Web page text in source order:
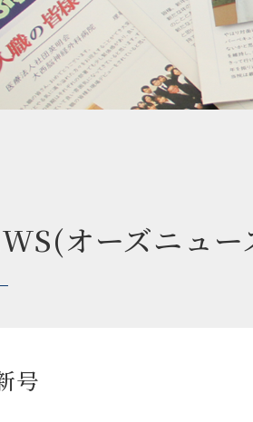
オーズニュー
号